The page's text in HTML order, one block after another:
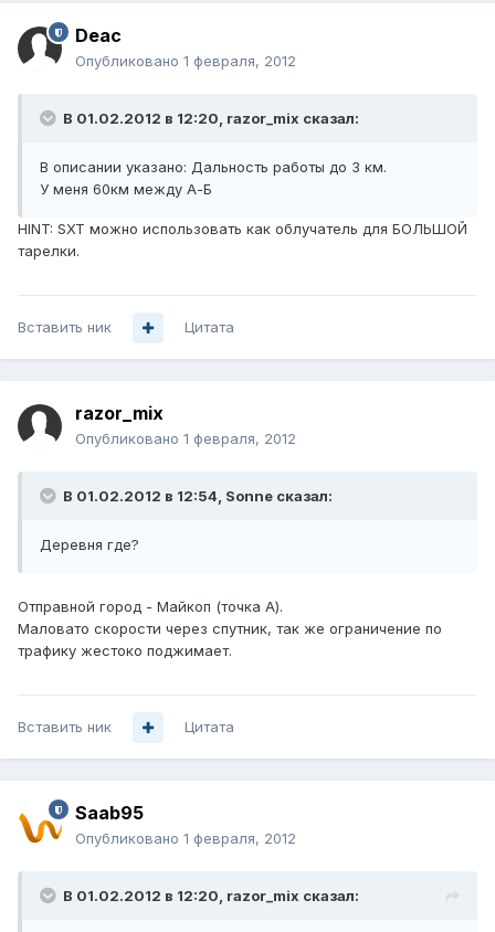
Deac
Опубликовано 1 февраля, 2012
В 01.02.2012 в 12:20, razor_mix сказал:
В описании указано: Дальность работы до 3 км.
У меня 60км между А-Б
HINT: SXT можно использовать как облучатель для БОЛЬШОЙ
тарелки.
Вставить ник Цитата
razor_mix
Опубликовано 1 февраля, 2012
В 01.02.2012 в 12:54, Sonne сказал:
Деревня где?
Отправной город - Майкоп (точка А).
Маловато скорости через спутник, так же ограничение по
трафику жестоко поджимает.
Вставить ник Цитата
Saab95
Опубликовано 1 февраля, 2012
В 01.02.2012 в 12:20, razor_mix сказал: